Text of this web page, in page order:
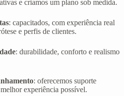
e criamos um plano sob medida.
: capacitados, com experiência real
e perfis de clientes.
: durabilidade, conforto e realismo
: oferecemos suporte
experiência possível.